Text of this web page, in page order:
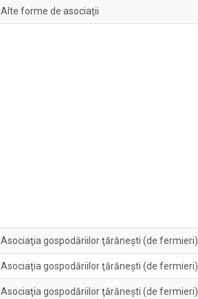
Alte forme de asociaţii
Asociaţia gospodăriilor ţărăneşti (de fermieri)
Asociaţia gospodăriilor ţărăneşti (de fermieri)
Asociaţia gospodăriilor ţărăneşti (de fermieri)